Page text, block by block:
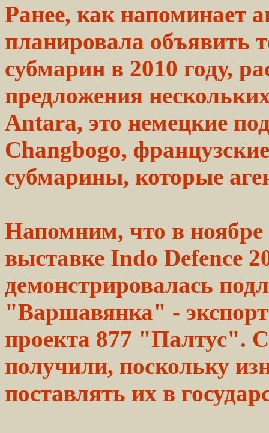
Ранее, как напоминает
планировала объявить
субмарин в 2010 году,
предложения
Antara, это немецкие
Changbogo,
субмарины, которые
Напомним, что в
выставке Indo Defence
демонстрировалась
"Варшавянка" -
проекта 877 "Палтус".
получили, поскольку
поставлять их в